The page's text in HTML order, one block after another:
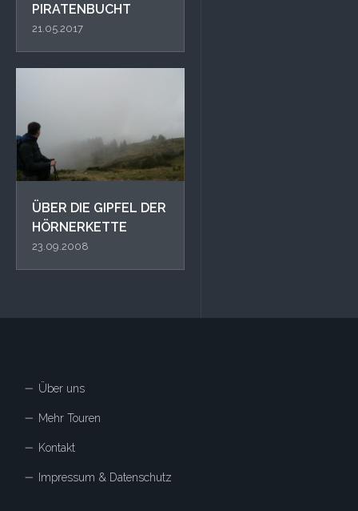
PIRATENBUCHT
21.05.2017
ÜBER DIE GIPFEL DER
HÖRNERKETTE
23.09.2008
Über uns
Mehr Touren
Kontakt
Impressum & Datenschutz